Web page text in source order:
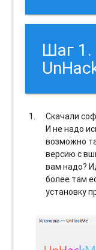
Шаг 1.
Скачали
И не надо
возможно
версию с
вам надо?
более там
установку